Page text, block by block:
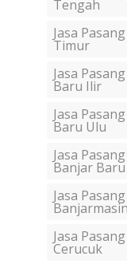
Tengah
Jasa
Timur
Jasa
Baru Ilir
Jasa
Baru Ulu
Jasa
Banjar Baru
Jasa
Banjarmasin
Jasa
Cerucuk